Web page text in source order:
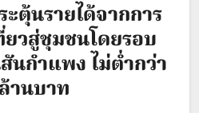
ะตุ้นรายได้จากการ
ยวสู่ชุมชนโดยรอบ
นกำแพง ไม่ต่ำกว่า
านบาท